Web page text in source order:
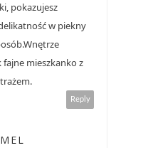
pokazujesz
w piekny
fajne mieszkanko z
Reply